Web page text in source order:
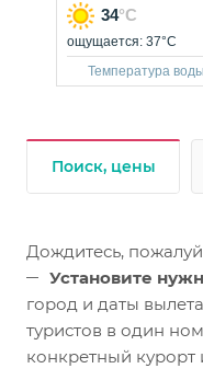
Поиск, цены
Дождитесь,
Установите
город и даты
туристов в один
конкретный курорт